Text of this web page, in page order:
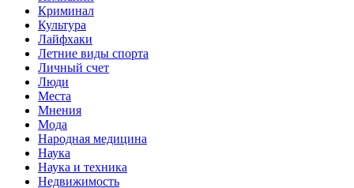
Криминал
Культура
Лайфхаки
Летние виды спорта
Личный счет
Люди
Места
Мнения
Мода
Народная медицина
Наука
Наука и техника
Недвижимость